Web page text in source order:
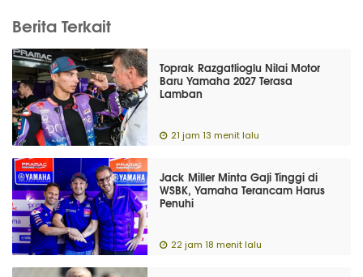
Berita Terkait
Toprak Razgatlioglu Nilai Motor
Baru Yamaha 2027 Terasa
Lamban
21 jam 13 menit lalu
Jack Miller Minta Gaji Tinggi di
WSBK, Yamaha Terancam Harus
Penuhi
22 jam 18 menit lalu